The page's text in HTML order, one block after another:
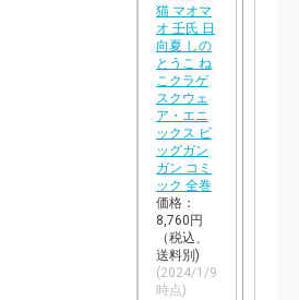
猫 マオマ
オ 壬氏 日
向夏 しの
とうこ ね
こクラゲ
スクウェ
ア・エニ
ックス ビ
ッグガン
ガン コミ
ック 全巻
価格：
8,760円
（税込、
送料別)
(2024/1/9
時点)